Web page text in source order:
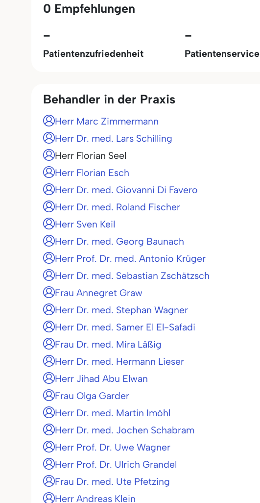
0 Empfehlungen
-
Patientenzufriedenheit
-
Patientenservice
Behandler in der Praxis
Herr Marc Zimmermann
Herr Dr. med. Lars Schilling
Herr Florian Seel
Herr Florian Esch
Herr Dr. med. Giovanni Di Favero
Herr Dr. med. Roland Fischer
Herr Sven Keil
Herr Dr. med. Georg Baunach
Herr Prof. Dr. med. Antonio Krüger
Herr Dr. med. Sebastian Zschätzsch
Frau Annegret Graw
Herr Dr. med. Stephan Wagner
Herr Dr. med. Samer El El-Safadi
Frau Dr. med. Mira Läßig
Herr Dr. med. Hermann Lieser
Herr Jihad Abu Elwan
Frau Olga Garder
Herr Dr. med. Martin Imöhl
Herr Dr. med. Jochen Schabram
Herr Prof. Dr. Uwe Wagner
Herr Prof. Dr. Ulrich Grandel
Frau Dr. med. Ute Pfetzing
Herr Andreas Klein